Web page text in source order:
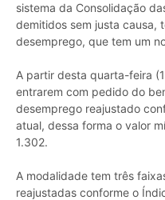
sistema da Consolidação
demitidos sem justa causa,
desemprego, que tem um
A partir desta quarta-feira
entrarem com pedido do
desemprego reajustado
atual, dessa forma o valor
1.302.
A modalidade tem três
reajustadas conforme o